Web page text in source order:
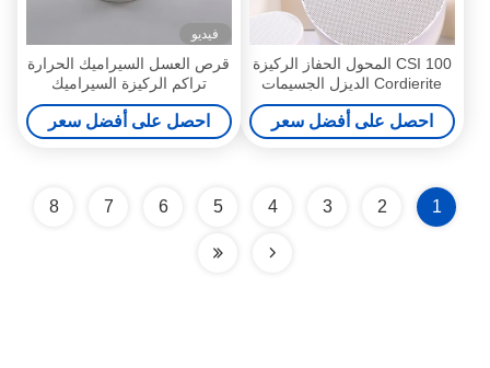
100 CSI المحول الحفاز الركيزة
Cordierite الديزل الجسيمات
مرشح للسيارة
احصل على أفضل سعر
فيديو
قرص العسل السيراميك الحرارة
تراكم الركيزة السيراميك
المحول الحفاز الركيزة
احصل على أفضل سعر
1
2
3
4
5
6
7
8